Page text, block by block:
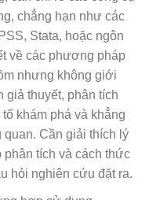
chẳng hạn như các
Stata, hoặc ngôn
về các phương pháp
nhưng không giới
giả thuyết, phân tích
khám phá và khẳng
Cần giải thích lý
tích và cách thức
hỏi nghiên cứu đặt ra.